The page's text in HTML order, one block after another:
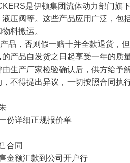
是伊顿集团流体动力部门旗
压阀等。这些产品应用广泛，包
料搬运。
品，否则假一赔十并全款退货，
产品自发货之日起享受一年的质
生产厂家检验确认后，供方给予
不得提出异议，一切按照合同执行
份详细正规报价单
合同
金额汇款到公司开户行